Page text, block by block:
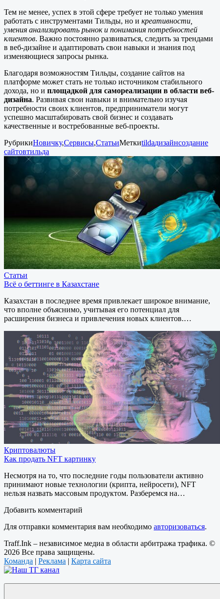
Тем не менее, успех в этой сфере требует не только умения
работать с инструментами Тильды, но и креативности,
умения анализировать рынок и понимания потребностей
клиентов. Важно постоянно развиваться, следить за трендами
в веб-дизайне и адаптировать свои навыки и знания под
изменяющиеся запросы рынка.
Благодаря возможностям Тильды, создание сайтов на
платформе может стать не только источником стабильного
дохода, но и площадкой для самореализации в области веб-
дизайна. Развивая свои навыки и внимательно изучая
потребности своих клиентов, предприниматели могут
успешно масштабировать свой бизнес и создавать
качественные и востребованные веб-проекты.
РубрикиНовичку,Сервисы,СтатьиМеткиtildaдизайнсоздание
сайтовтильда
Статьи
Всё о беттинге в Казахстане
Казахстан в последнее время привлекает широкое внимание,
что вполне объяснимо, учитывая его потенциал для
расширения бизнеса и привлечения новых клиентов.…
Криптовалюты
Как продать NFT картинку
Несмотря на то, что последние годы пользователи активно
принимают новые технологии (крипта, нейросети), NFT
нельзя назвать массовым продуктом. Разберемся на…
Добавить комментарий
Для отправки комментария вам необходимо авторизоваться.
Traff.Ink – независимое медиа в области арбитража трафика. ©
2026 Все права защищены.
Команда | Реклама | Карта сайта